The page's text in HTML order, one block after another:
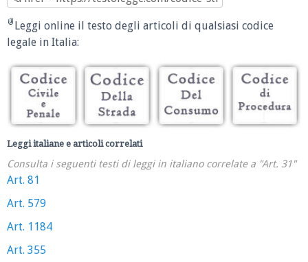
Leggi online il testo degli articoli di qualsiasi codice
legale in Italia:
Leggi italiane e articoli correlati
Consulta i seguenti testi di leggi in italiano correlate a "Art. 31"
Art. 81
Art. 579
Art. 1184
Art. 355